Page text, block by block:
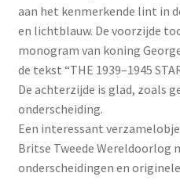
aan het kenmerkende lint in
en lichtblauw. De voorzijde
monogram van koning
de tekst “THE 1939–1945
De achterzijde is glad, zoals
onderscheiding.
Een interessant
Britse Tweede Wereldoorlog
onderscheidingen en